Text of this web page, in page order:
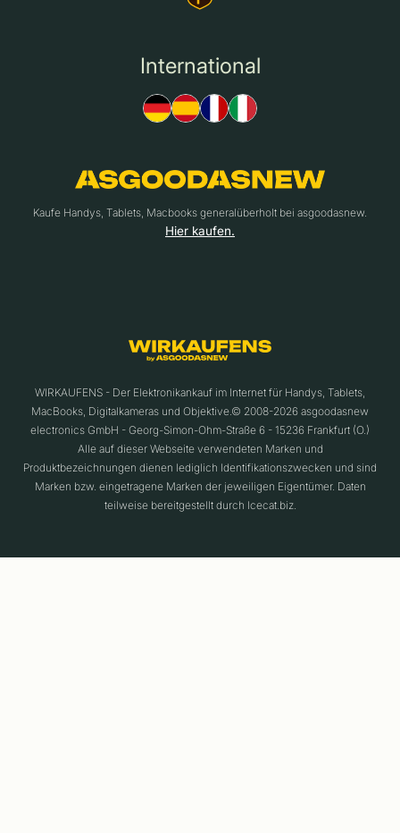
International
Kaufe Handys, Tablets, Macbooks generalüberholt bei asgoodasnew.
Hier kaufen.
WIRKAUFENS - Der Elektronikankauf im Internet für Handys, Tablets,
MacBooks, Digitalkameras und Objektive.© 2008-2026 asgoodasnew
electronics GmbH - Georg-Simon-Ohm-Straße 6 - 15236 Frankfurt (O.)
Alle auf dieser Webseite verwendeten Marken und
Produktbezeichnungen dienen lediglich Identifikationszwecken und sind
Marken bzw. eingetragene Marken der jeweiligen Eigentümer. Daten
teilweise bereitgestellt durch Icecat.biz.